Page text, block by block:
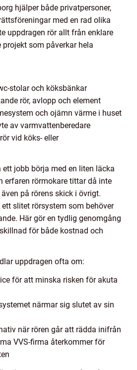
hjälper både privatpersoner,
med en rad olika
uppdragen rör allt från enklare
som påverkar hela
stolar och köksbänkar
rör, avlopp och element
och ojämn värme i huset
av varmvattenberedare
vid köks- eller
ett jobb börja med en liten läcka
erfaren rörmokare tittar då inte
på rörens skick i övrigt.
slitet rörsystem som behöver
Här gör en tydlig genomgång
för både kostnad och
uppdragen ofta om:
för att minska risken för akuta
närmar sig slutet av sin
när rören går att rädda inifrån
VVS-firma återkommer för